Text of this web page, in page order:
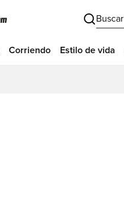
Buscar
Corriendo Estilo de vida